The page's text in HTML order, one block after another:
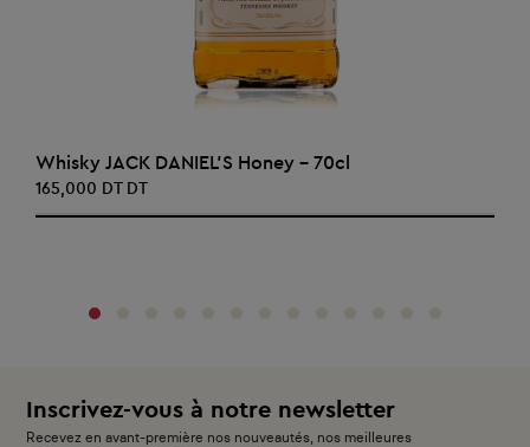
AJOUTER AU PANIER
Whisky JACK DANIEL'S Honey - 70cl
165,000 DT DT
Inscrivez-vous à notre newsletter
Recevez en avant-première nos nouveautés, nos meilleures